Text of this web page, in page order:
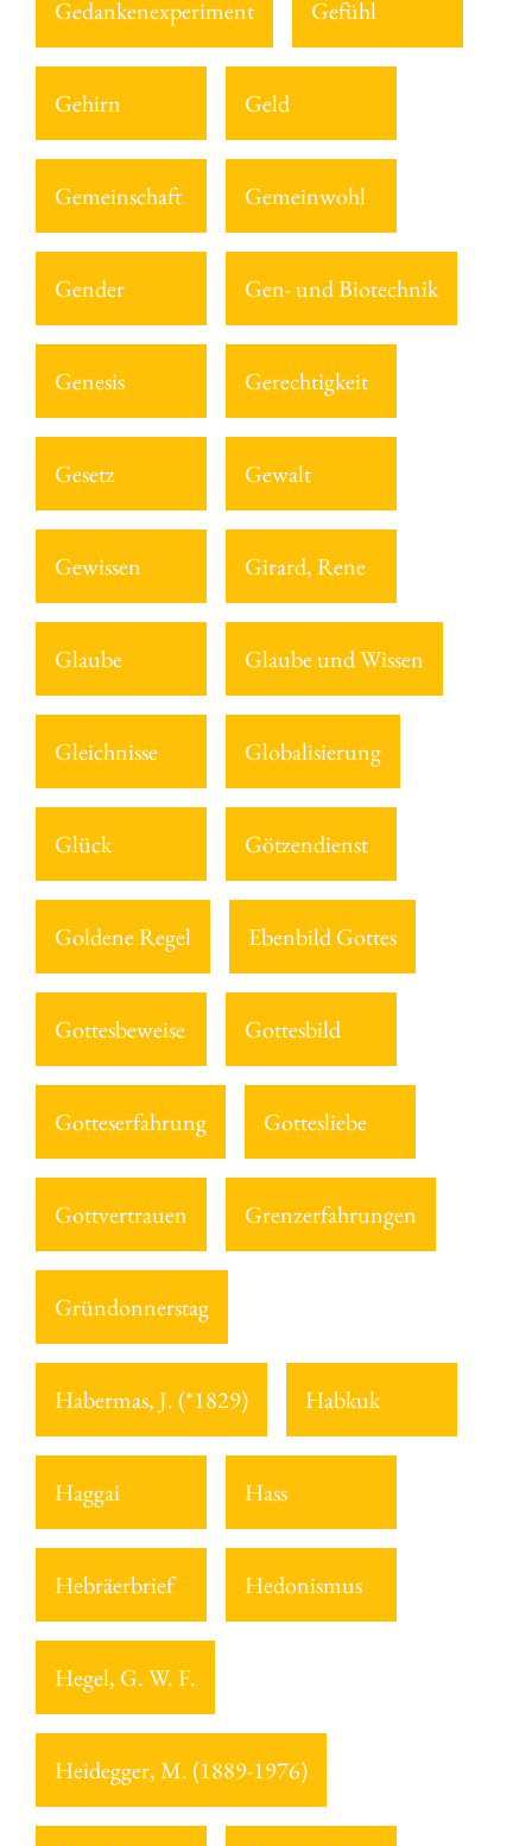
Gedankenexperiment Gefühl
Gehirn Geld
Gemeinschaft Gemeinwohl
Gender Gen- und Biotechnik
Genesis Gerechtigkeit
Gesetz Gewalt
Gewissen Girard, Rene
Glaube Glaube und Wissen
Gleichnisse Globalisierung
Glück Götzendienst
Goldene Regel Ebenbild Gottes
Gottesbeweise Gottesbild
Gotteserfahrung Gottesliebe
Gottvertrauen Grenzerfahrungen
Gründonnerstag
Habermas, J. (*1829) Habkuk
Haggai Hass
Hebräerbrief Hedonismus
Hegel, G. W. F.
Heidegger, M. (1889-1976)